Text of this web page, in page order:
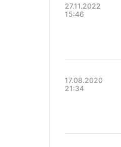
27.11.2022
15:46
17.08.2020
21:34